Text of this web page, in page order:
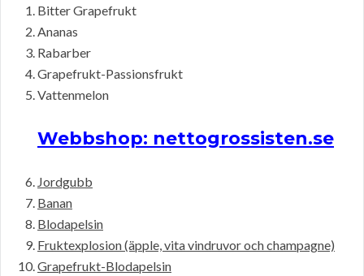
Bitter Grapefrukt
Ananas
Rabarber
Grapefrukt-Passionsfrukt
Vattenmelon
Webbshop: nettogrossisten.se
Jordgubb
Banan
Blodapelsin
Fruktexplosion (äpple, vita vindruvor och champagne)
Grapefrukt-Blodapelsin